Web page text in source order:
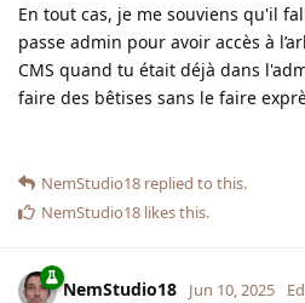
En tout cas, je me souviens qu'il
passe admin pour avoir accès à
CMS quand tu était déjà dans
faire des bêtises sans le faire
NemStudio18 replied to this.
NemStudio18 likes this.
NemStudio18 Jun 10, 2025